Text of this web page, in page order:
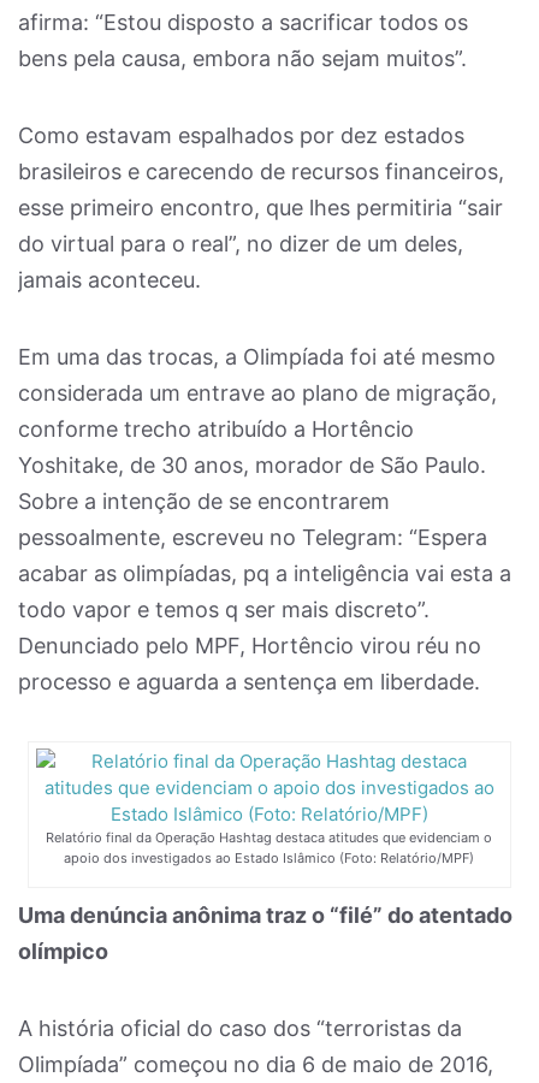
afirma: “Estou disposto a sacrificar todos os
bens pela causa, embora não sejam muitos”.
Como estavam espalhados por dez estados
brasileiros e carecendo de recursos financeiros,
esse primeiro encontro, que lhes permitiria “sair
do virtual para o real”, no dizer de um deles,
jamais aconteceu.
Em uma das trocas, a Olimpíada foi até mesmo
considerada um entrave ao plano de migração,
conforme trecho atribuído a Hortêncio
Yoshitake, de 30 anos, morador de São Paulo.
Sobre a intenção de se encontrarem
pessoalmente, escreveu no Telegram: “Espera
acabar as olimpíadas, pq a inteligência vai esta a
todo vapor e temos q ser mais discreto”.
Denunciado pelo MPF, Hortêncio virou réu no
processo e aguarda a sentença em liberdade.
Relatório final da Operação Hashtag destaca atitudes que evidenciam o
apoio dos investigados ao Estado Islâmico (Foto: Relatório/MPF)
Uma denúncia anônima traz o “filé” do atentado
olímpico
A história oficial do caso dos “terroristas da
Olimpíada” começou no dia 6 de maio de 2016,